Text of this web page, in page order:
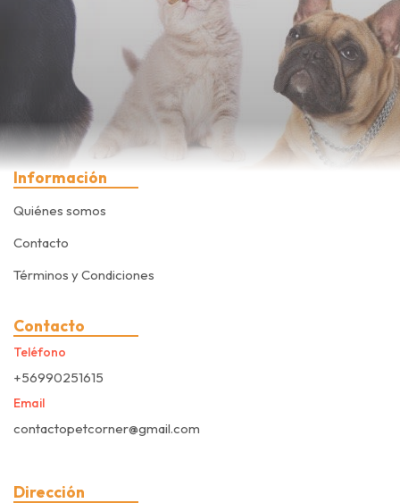
Información
Quiénes somos
Contacto
Términos y Condiciones
Contacto
Teléfono
+56990251615
Email
contactopetcorner@gmail.com
Dirección